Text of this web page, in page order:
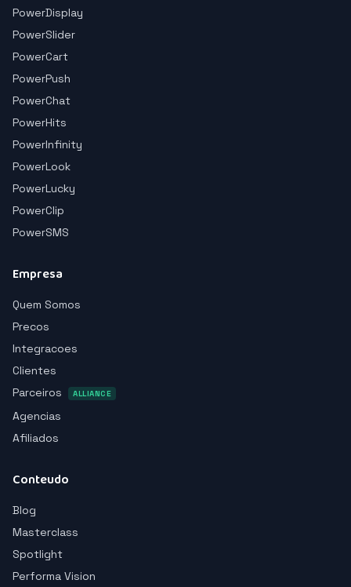
PowerDisplay
PowerSlider
PowerCart
PowerPush
PowerChat
PowerHits
PowerInfinity
PowerLook
PowerLucky
PowerClip
PowerSMS
Empresa
Quem Somos
Precos
Integracoes
Clientes
Parceiros
ALLIANCE
Agencias
Afiliados
Conteudo
Blog
Masterclass
Spotlight
Performa Vision